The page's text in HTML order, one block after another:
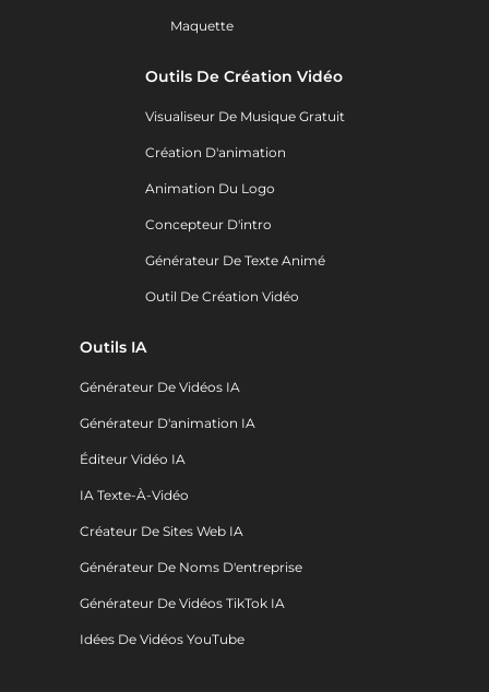
Maquette
Outils De Création Vidéo
Visualiseur De Musique Gratuit
Création D'animation
Animation Du Logo
Concepteur D'intro
Générateur De Texte Animé
Outil De Création Vidéo
Outils IA
Générateur De Vidéos IA
Générateur D'animation IA
Éditeur Vidéo IA
IA Texte-À-Vidéo
Créateur De Sites Web IA
Générateur De Noms D'entreprise
Générateur De Vidéos TikTok IA
Idées De Vidéos YouTube